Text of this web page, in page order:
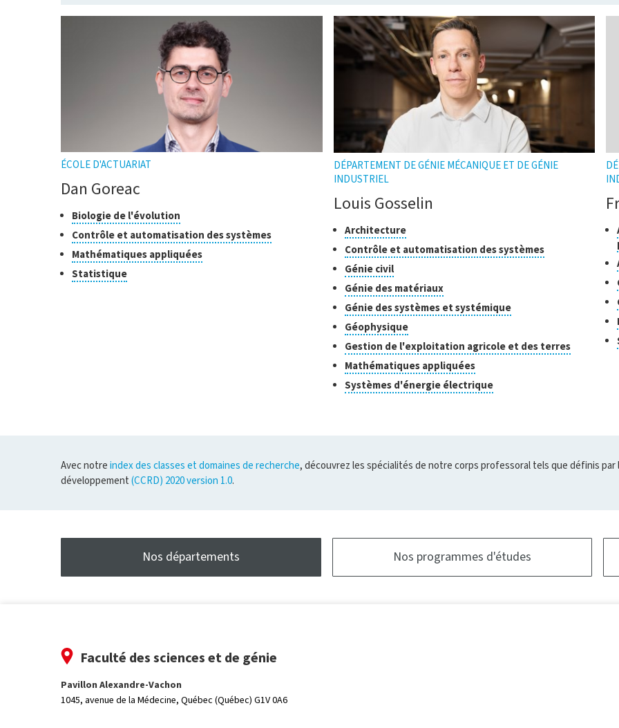
ÉCOLE D'ACTUARIAT
Dan Goreac
Classes
de
recherche
Biologie de l'évolution
pour
ouvrir
l'infobulle
Contrôle et automatisation des systèmesCliquer
Mathématiques appliquéesCliquer
StatistiqueCliquer
DÉPARTEMENT DE GÉNIE MÉCANIQUE ET DE GÉNIE
INDUSTRIEL
Louis Gosselin
Classes
de
recherche
ArchitectureCliquer
pour
ouvrir
Contrôle et automatisation des systèmesCliquer
Génie civilCliquer
pour
ouvrir
l'infobulle
Génie des matériauxCliquer
pour
ouvrir
Génie des systèmes et systémiqueCliquer
l'infobulle
GéophysiqueCliquer
pour
ouvrir
l'infobulle
Gestion de l'exploitation agricole et des terresCliquer
Mathématiques appliquéesCliquer
ouvrir
Systèmes d'énergie électriqueCliquer
Avec notre index des classes et domaines de recherche, découvrez les spécialités de notre corps professoral tels que définis
développement (CCRD) 2020 version 1.0.
Nos départements Nos programmes d'études
Faculté des sciences et de génie
Pavillon Alexandre-Vachon
1045, avenue de la Médecine, Québec (Québec) G1V 0A6